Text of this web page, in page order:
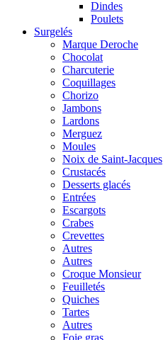
Dindes
Poulets
Surgelés
Marque Deroche
Chocolat
Charcuterie
Coquillages
Chorizo
Jambons
Lardons
Merguez
Moules
Noix de Saint-Jacques
Crustacés
Desserts glacés
Entrées
Escargots
Crabes
Crevettes
Autres
Autres
Croque Monsieur
Feuilletés
Quiches
Tartes
Autres
Foie gras